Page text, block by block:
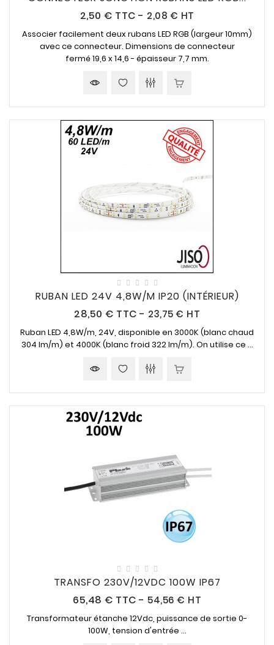
2,50 € Prix
TTC - 2,08 € HT
Associer facilement deux rubans LED RGB (largeur 10mm)
avec ce connecteur. Dimensions de connecteur
fermé 19,6 x 14,6 - épaisseur 7,7 mm.
RUBAN LED 24V 4,8W/M IP20 (INTÉRIEUR)
28,50 € Prix
TTC - 23,75 € HT
Ruban LED 4,8W/m, 24V, disponible en 3000K (blanc chaud
304 lm/m) et 4000K (blanc froid 322 lm/m). On utilise ce ...
TRANSFO 230V/12VDC 100W IP67
65,48 € Prix
TTC - 54,56 € HT
Transformateur étanche 12Vdc, puissance de sortie 0-
100W, tension d'entrée ...